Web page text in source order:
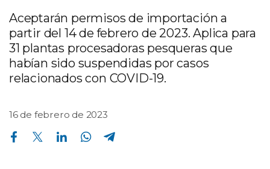
Aceptarán permisos de importación a
partir del 14 de febrero de 2023. Aplica para
31 plantas procesadoras pesqueras que
habían sido suspendidas por casos
relacionados con COVID-19.
16 de febrero de 2023
Compartir en Facebook Compartir en Twitter Compartir en Linkedin Compartir en Whatsapp